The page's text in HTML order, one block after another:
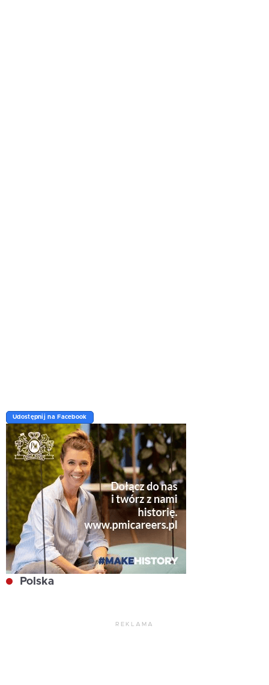
Udostępnij na Facebook
Polska
REKLAMA